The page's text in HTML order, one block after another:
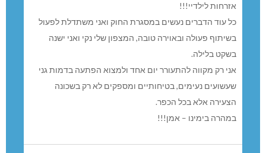
אזרחות לילדיי!!!
כל עוד הדברים נעשים במסגרת החוק ואני משתדלת לפעול
בשיתוף פעולה ובאוירה טובה, המצפון שלי נקי ואני ישנה
בשקט בלילה.
אני רק מקווה להתעורר יום אחד ולמצוא הפתעה בדמות גני
שעשועים נעימים, בטיחותיים ומספקים לא רק בשכונה
הצעירה אלא בכל הכפר.
במהרה בימינו – אמן!!!